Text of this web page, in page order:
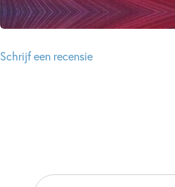
Schrijf een recensie